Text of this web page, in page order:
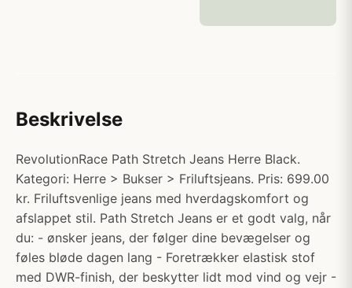
Beskrivelse
RevolutionRace Path Stretch Jeans Herre Black.
Kategori: Herre > Bukser > Friluftsjeans. Pris: 699.00
kr. Friluftsvenlige jeans med hverdagskomfort og
afslappet stil. Path Stretch Jeans er et godt valg, når
du: - ønsker jeans, der følger dine bevægelser og
føles bløde dagen lang - Foretrækker elastisk stof
med DWR-finish, der beskytter lidt mod vind og vejr -